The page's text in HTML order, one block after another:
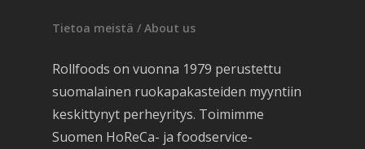
Tietoa meistä / About us
Rollfoods on vuonna 1979 perustettu
suomalainen ruokapakasteiden myyntiin
keskittynyt perheyritys. Toimimme
Suomen HoReCa- ja foodservice-